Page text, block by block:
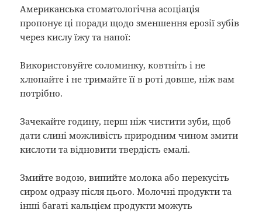
Американська стоматологічна асоціація
пропонує ці поради щодо зменшення ерозії зубів
через кислу їжу та напої:
Використовуйте соломинку, ковтніть і не
хлюпайте і не тримайте її в роті довше, ніж вам
потрібно.
Зачекайте годину, перш ніж чистити зуби, щоб
дати слині можливість природним чином змити
кислоти та відновити твердість емалі.
Змийте водою, випийте молока або перекусіть
сиром одразу після цього. Молочні продукти та
інші багаті кальцієм продукти можуть